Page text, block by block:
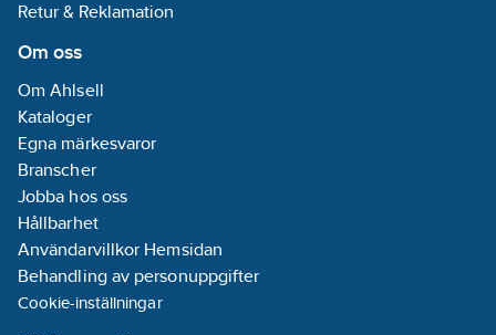
Retur & Reklamation
Om oss
Om Ahlsell
Kataloger
Egna märkesvaror
Branscher
Jobba hos oss
Hållbarhet
Användarvillkor Hemsidan
Behandling av personuppgifter
Cookie-inställningar